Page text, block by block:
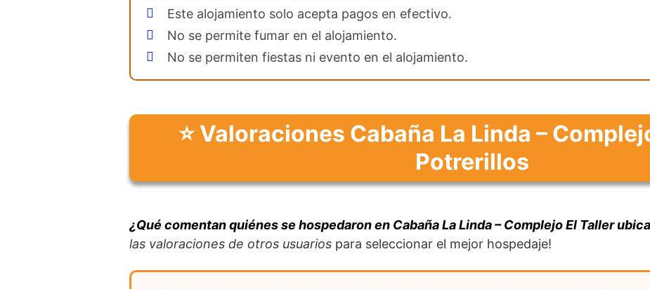
Este alojamiento solo acepta pagos en efectivo.
No se permite fumar en el alojamiento.
No se permiten fiestas ni evento en el alojamiento.
⭐ Valoraciones Cabaña La Linda –
Potrerillos
¿Qué comentan quiénes se hospedaron en Cabaña La Linda – Complejo El Taller
las valoraciones de otros usuarios para seleccionar el mejor hospedaje!